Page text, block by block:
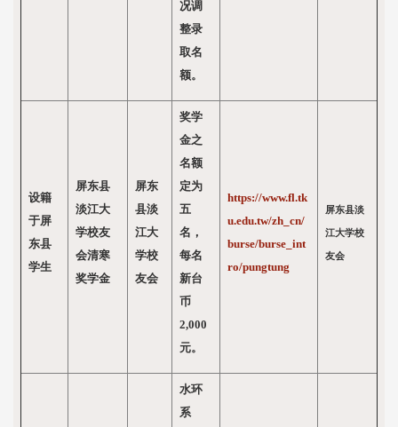
况调
整录
取名
额。
设籍
于屏
东县
学生
屏东县
淡江大
学校友
会清寒
奖学金
屏东
县淡
江大
学校
友会
奖学
金之
名额
定为
五
名，
每名
新台
币
2,000
元。
https://www.fl.tk
u.edu.tw/zh_cn/
burse/burse_int
ro/pungtung
屏东县淡
江大学校
友会
水环
系